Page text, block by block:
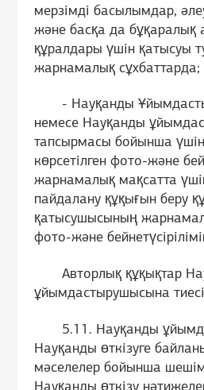
мерзімді басылымдар,
және басқа да бұқаралық
құралдары үшін қатысуы
жарнамалық сұхбаттарда;
- Науқанды
немесе Науқанды
тапсырмасы бойынша
көрсетілген фото-және
жарнамалық мақсатта
пайдалану құқығын беру
қатысушысының
фото-және
Авторлық құқықтар
ұйымдастырушысына
5.11. Науқанды
Науқанды өткізуге
мәселелер бойынша